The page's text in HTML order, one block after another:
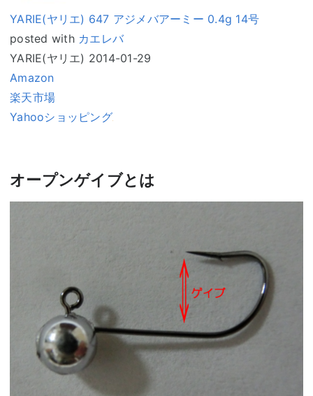
YARIE(ヤリエ) 647 アジメバアーミー 0.4g 14号
posted with カエレバ
YARIE(ヤリエ) 2014-01-29
Amazon
楽天市場
Yahooショッピング
オープンゲイブとは